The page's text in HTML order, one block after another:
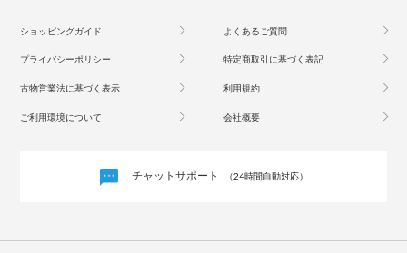
ショッピングガイド よくあるご質問
プライバシーポリシー 特定商取引に基づく表記
古物営業法に基づく表示 利用規約
ご利用環境について 会社概要
チャットサポート （24時間自動対応）